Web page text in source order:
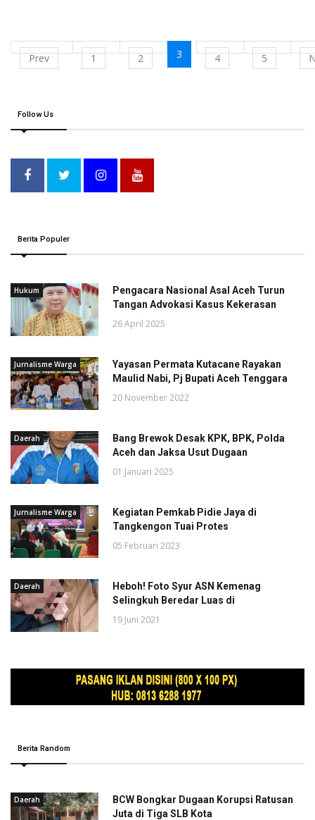
Prev 1 2 3 4 5
Follow Us
Berita Populer
Hukum
Pengacara Nasional Asal Aceh Turun
Tangan Advokasi Kasus Kekerasan
26 April 2025
Jurnalisme Warga
Yayasan Permata Kutacane Rayakan
Maulid Nabi, Pj Bupati Aceh Tenggara
20 November 2022
Daerah
Bang Brewok Desak KPK, BPK, Polda
Aceh dan Jaksa Usut Dugaan
01 Januari 2025
Jurnalisme Warga
Kegiatan Pemkab Pidie Jaya di
Tangkengon Tuai Protes
05 Februari 2023
Daerah
Heboh! Foto Syur ASN Kemenag
Selingkuh Beredar Luas di
19 Juni 2021
Berita Random
Daerah
BCW Bongkar Dugaan Korupsi Ratusan
Juta di Tiga SLB Kota